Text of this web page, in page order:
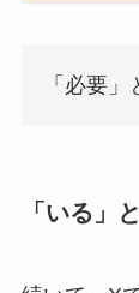
「必要
「いる」